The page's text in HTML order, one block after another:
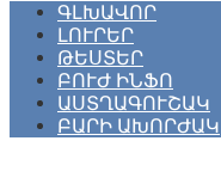
ԳԼԽԱՎՈՐ
ԼՈՒՐԵՐ
ԹԵՍՏԵՐ
ԲՈՒԺ ԻՆՖՈ
ԱՍՏՂԱԳՈՒՇԱԿ
ԲԱՐԻ ԱԽՈՐԺԱԿ